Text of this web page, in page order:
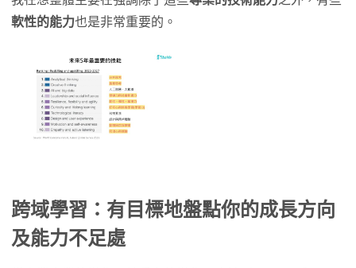
軟性的能力也是非常重要的。
跨域學習：有目標地盤點你的成長方向
及能力不足處